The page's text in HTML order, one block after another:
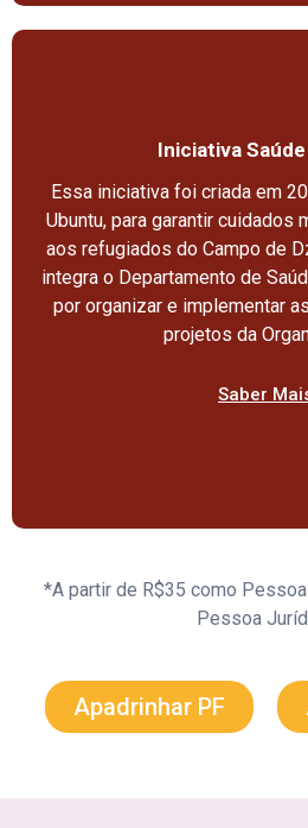
Iniciativa
Essa iniciativa foi criada em
Ubuntu, para garantir cuidados
aos refugiados do Campo de
integra o Departamento de
por organizar e implementar
projetos da
Saber
*A partir de R$35 como
Pessoa
Apadrinhar PF